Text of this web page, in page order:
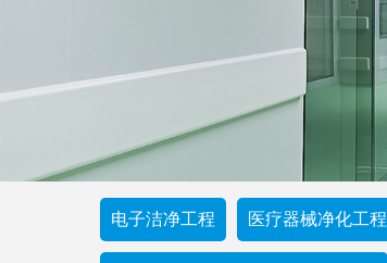
电子洁净工程 医疗器械净化工程